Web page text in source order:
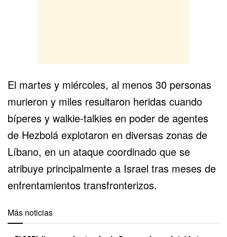
El martes y miércoles, al menos 30 personas
murieron y miles resultaron heridas cuando
bíperes y walkie-talkies en poder de agentes
de Hezbolá explotaron en diversas zonas de
Líbano, en un ataque coordinado que se
atribuye principalmente a Israel tras meses de
enfrentamientos transfronterizos.
Más noticias